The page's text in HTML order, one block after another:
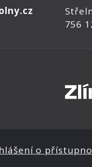
756
o